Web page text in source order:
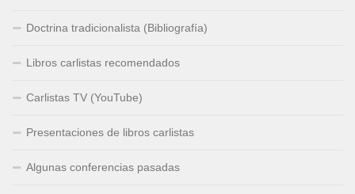
Doctrina tradicionalista (Bibliografía)
Libros carlistas recomendados
Carlistas TV (YouTube)
Presentaciones de libros carlistas
Algunas conferencias pasadas